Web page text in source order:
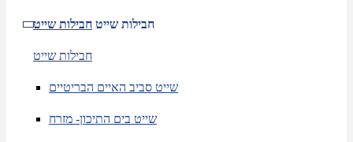
חבילות שייט חבילות שייט
חבילות שייט
שייט סביב האיים הבריטיים
שייט בים התיכון- מזרח